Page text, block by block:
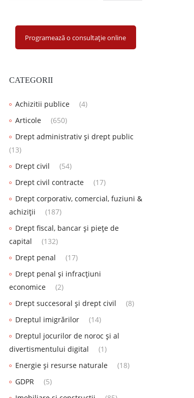
Programează o consultație online
CATEGORII
Achizitii publice
(4)
Articole
(650)
Drept administrativ și drept public
(13)
Drept civil
(54)
Drept civil contracte
(17)
Drept corporativ, comercial, fuziuni &
achiziții
(187)
Drept fiscal, bancar și piețe de
capital
(132)
Drept penal
(17)
Drept penal și infracțiuni
economice
(2)
Drept succesoral și drept civil
(8)
Dreptul imigrărilor
(14)
Dreptul jocurilor de noroc și al
divertismentului digital
(1)
Energie și resurse naturale
(18)
GDPR
(5)